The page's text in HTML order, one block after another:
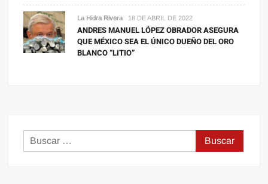
La Hidra Rivera 18 DE ABRIL DE 2022
ANDRES MANUEL LÓPEZ OBRADOR ASEGURA
QUE MÉXICO SEA EL ÚNICO DUEÑO DEL ORO
BLANCO “LITIO”
Buscar: